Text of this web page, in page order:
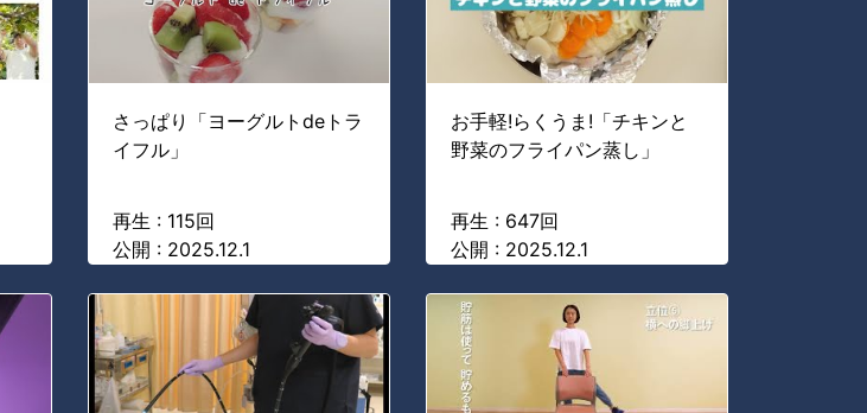
さっぱり「ヨーグルトdeトラ
イフル」
再生 : 115回
公開 : 2025.12.1
お手軽!らくうま!「チキンと
野菜のフライパン蒸し」
再生 : 647回
公開 : 2025.12.1